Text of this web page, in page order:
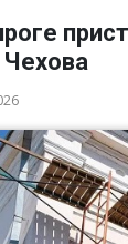
Чехова